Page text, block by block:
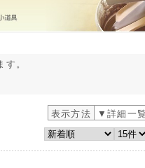
す。
表示方法 ▼詳細一